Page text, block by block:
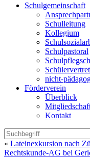
Schulgemeinschaft
Schulleitung
Kollegium
Schulpastoral
nicht-
Förderverein
Überblick
Kontakt
« Lateinexkursion nach
Rechtskunde-AG bei